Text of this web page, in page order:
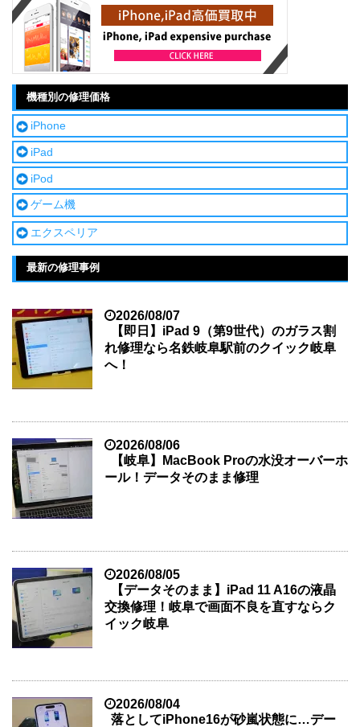
機種別の修理価格
iPhone
iPad
iPod
ゲーム機
エクスペリア
最新の修理事例
2026/08/07
【即日】iPad 9（第9世代）のガラス割
れ修理なら名鉄岐阜駅前のクイック岐阜
へ！
2026/08/06
【岐阜】MacBook Proの水没オーバーホ
ール！データそのまま修理
2026/08/05
【データそのまま】iPad 11 A16の液晶
交換修理！岐阜で画面不良を直すならク
イック岐阜
2026/08/04
落としてiPhone16が砂嵐状態に…デー